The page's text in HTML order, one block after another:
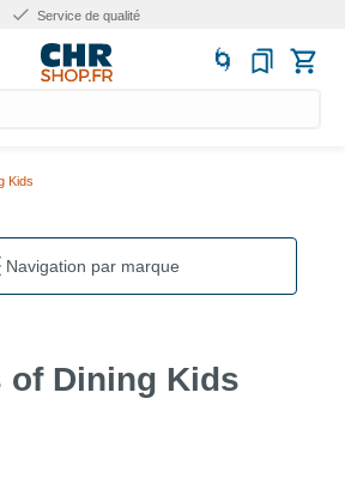
Service de qualité
Kids
Navigation par marque
of Dining Kids